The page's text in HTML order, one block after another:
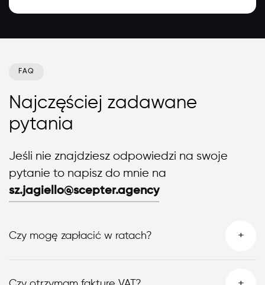
FAQ
Najczęściej zadawane
pytania
Jeśli nie znajdziesz odpowiedzi na swoje
pytanie to napisz do mnie na
sz.jagiello@scepter.agency
Czy mogę zapłacić w ratach? +